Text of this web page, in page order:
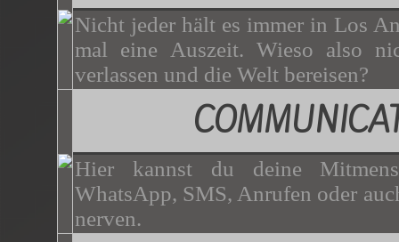
Nicht jeder hält es immer in Los
mal eine Auszeit. Wieso also
verlassen und die Welt bereisen?
Hier kannst du deine
WhatsApp, SMS, Anrufen oder
nerven.